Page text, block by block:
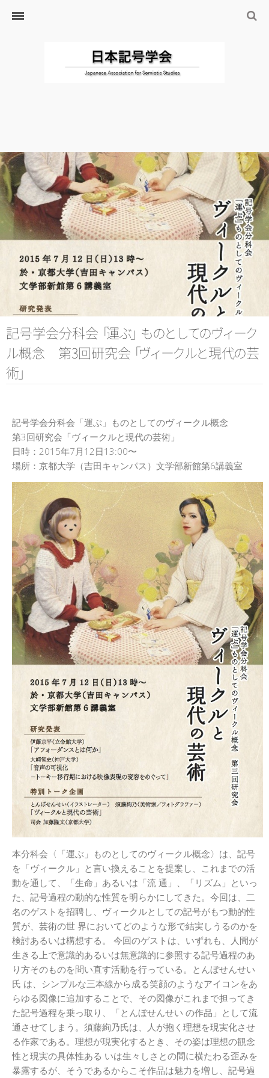
ホーム
学会の沿革
学会の出版物
ジャーナル（論文誌）
研究発表について
日本記号学会第46回大会
（2026/7/11・7/12）「パース
記号論のフロンティア」特設ペ
ージ
記号学会分科会「運ぶ」 ものと してのヴィーク
ル概念 第3回研究会「ヴィーク ルと 現代の芸
術」
記号学会分科会「運ぶ」ものとしてのヴィークル概念
第3回研究会「ヴィークルと現代の芸術」
日時：2015年7月12日13:00〜
場所：京都大学（吉田キャンパス）文学部新館第6講義室
本分科会〈「運ぶ」ものとしてのヴィークル概念〉は、記号
を「ヴィークル」と言い換えることを提案し、これまでの活
動を通して、「生命」あるいは「流 通」、「リズム」といっ
た、記号過程の動的な性質を明らかにしてきた。今回は、二
名のゲストを招聘し、ヴィークルとしての記号がもつ動的性
質が、芸術の世 界においてどのような形で結実しうるのかを
検討あるいは構想する。 今回のゲストは、いずれも、人間が
生きる上で意識的あるいは無意識的に参照する記号過程のあ
り方そのものを問い直す活動を行っている。とんぼせんせい
氏 は、シンプルな三本線から成る笑顔のようなアイコンをあ
らゆる図像に追加することで、その図像がこれまで担ってき
た記号過程を乗っ取り、「とんぼせんせい の作品」として流
通させてしまう。須藤絢乃氏は、人が抱く理想を現実化させ
る作家である。理想が現実化するとき、その姿は理想の観念
性と現実の具体性ある いは生々しさとの間に横たわる歪みを
暴露するが、そうであるからこそ作品は魅力を増し、記号過